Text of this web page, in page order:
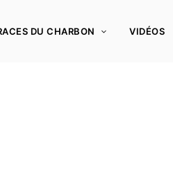
DU CHARBON VIDÉOS